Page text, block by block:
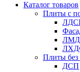
Каталог товаров
Плиты с
Плиты без
ДСП